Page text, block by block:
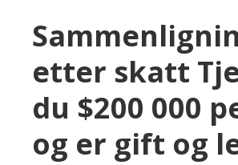
etter skatt
du $200 000
og er gift og